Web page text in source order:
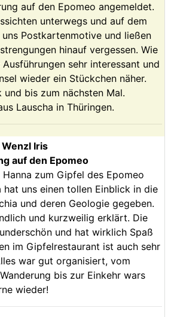
auf den Epomeo angemeldet.
unterwegs und auf dem
Postkartenmotive und ließen
hinauf vergessen. Wie
sehr interessant und
wieder ein Stückchen näher.
und bis zum nächsten Mal.
Lauscha in Thüringen.
Wenzl Iris
auf den Epomeo
zum Gipfel des Epomeo
hat uns einen tollen Einblick in die
und deren Geologie gegeben.
und kurzweilig erklärt. Die
und hat wirklich Spaß
im Gipfelrestaurant ist auch sehr
war gut organisiert, vom
bis zur Einkehr wars
wieder!